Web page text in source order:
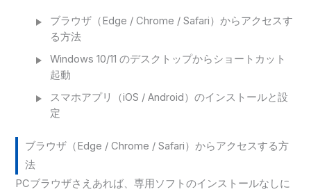
ブラウザ（Edge / Chrome / Safari）からアクセスす
る方法
Windows 10/11 のデスクトップからショートカット
起動
スマホアプリ（iOS / Android）のインストールと設
定
ブラウザ（Edge / Chrome / Safari）からアクセスする方
法
PCブラウザさえあれば、専用ソフトのインストールなしに